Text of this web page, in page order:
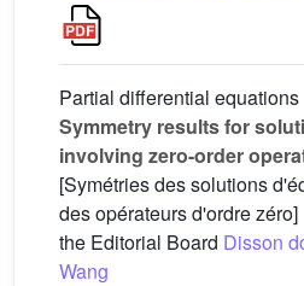
Partial differential equations
Symmetry results for
involving zero-order
[Symétries des solutions
des opérateurs d'ordre zéro]
the Editorial Board Disson
Wang